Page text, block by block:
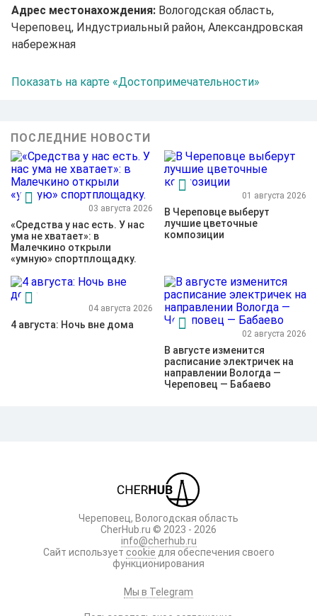
Адрес местонахождения: Вологодская область,
Череповец, Индустриальный район, Александровская
набережная
Показать на карте «Достопримечательности»
ПОСЛЕДНИЕ НОВОСТИ
03 августа 2026
«Средства у нас есть. У нас
ума не хватает»: в
Малечкино открыли
«умную» спортплощадку.
01 августа 2026
В Череповце выберут
лучшие цветочные
композиции
04 августа 2026
4 августа: Ночь вне дома
02 августа 2026
В августе изменится
расписание электричек на
направлении Вологда —
Череповец — Бабаево
Череповец, Вологодская область
CherHub.ru © 2023 - 2026
info@cherhub.ru
Сайт использует cookie для обеспечения своего
функционирования
Мы в Telegram